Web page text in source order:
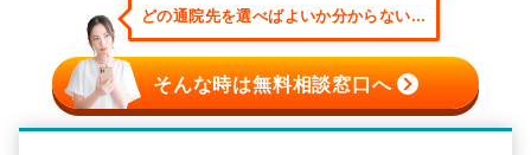
どの通院先を選べばよいか分からない...
そんな時は無料相談窓口へ